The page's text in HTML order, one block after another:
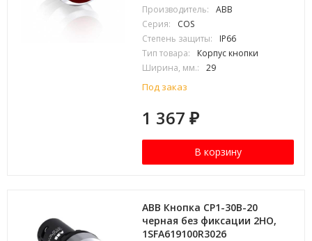
Производитель:
ABB
Серия:
COS
Степень защиты:
IP66
Тип товара:
Корпус кнопки
Ширина, мм.:
29
Под заказ
1 367₽
В корзину
ABB Кнопка CP1-30B-20
черная без фиксации 2HO,
1SFA619100R3026